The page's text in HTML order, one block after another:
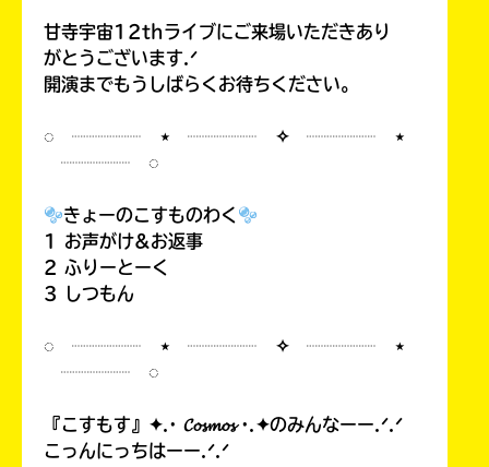
甘寺宇宙12thライブにご来場いただきあり
がとうございます.ᐟ
開演までもうしばらくお待ちください。
◌ ┈┈┈┈ ⋆ ┈┈┈┈ ✧ ┈┈┈┈ ⋆
┈┈┈┈ ◌
きょーのこすものわく
1 お声がけ&お返事
2 ふりーとーく
3 しつもん
◌ ┈┈┈┈ ⋆ ┈┈┈┈ ✧ ┈┈┈┈ ⋆
┈┈┈┈ ◌
『こすもす』✦.· 𝓒𝓸𝓼𝓶𝓸𝓼 ·.✦のみんなーー.ᐟ.ᐟ
こっんにっちはーー.ᐟ.ᐟ